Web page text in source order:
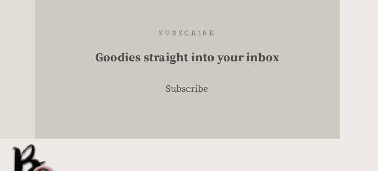
SUBSCRIBE
Goodies straight into your inbox
Subscribe